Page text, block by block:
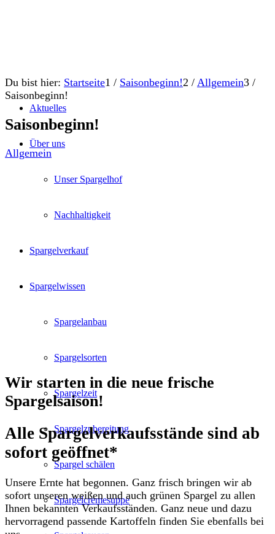
Aktuelles
Über uns
Unser Spargelhof
Nachhaltigkeit
Spargelverkauf
Spargelwissen
Spargelanbau
Spargelsorten
Spargelzeit
Spargelzubereitung
Spargel schälen
Spargelcremesuppe
Du bist hier: Startseite1 / Saisonbeginn!2 / Allgemein3 /
Saisonbeginn!
Saisonbeginn!
Allgemein
Wir starten in die neue frische
Spargelsaison!
Alle Spargelverkaufsstände sind ab
sofort geöffnet*
Unsere Ernte hat begonnen. Ganz frisch bringen wir ab
sofort unseren weißen und auch grünen Spargel zu allen
Ihnen bekannten Verkaufsständen. Ganz neue und dazu
hervorragend passende Kartoffeln finden Sie ebenfalls bei